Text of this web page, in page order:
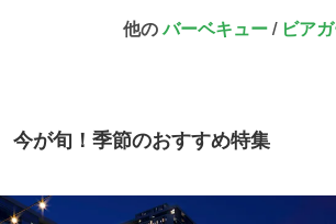
他のバーベキュー/ ビア
今が旬！季節のおすすめ特集